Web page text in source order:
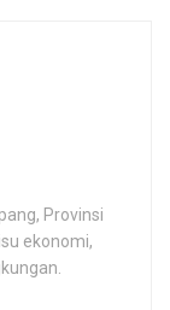
Provinsi
ekonomi,